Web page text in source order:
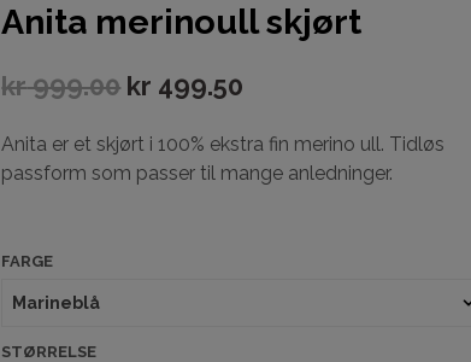
Anita merinoull skjørt
kr999.00 kr 499.50
Anita er et skjørt i 100% ekstra fin merino ull. Tidløs
passform som passer til mange anledninger.
FARGE
STØRRELSE